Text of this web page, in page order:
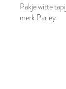
Pakje witte
merk Parley